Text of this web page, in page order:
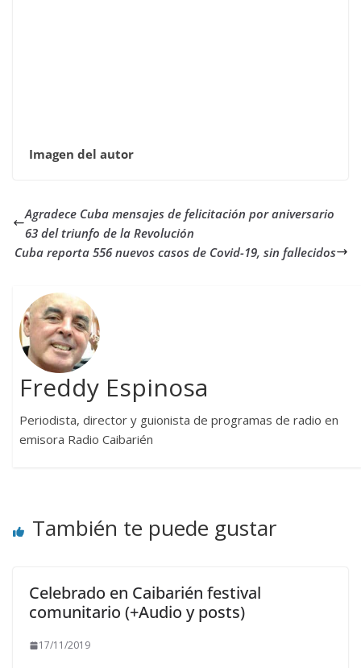
Imagen del autor
Agradece Cuba mensajes de felicitación por aniversario
63 del triunfo de la Revolución
Cuba reporta 556 nuevos casos de Covid-19, sin fallecidos
Freddy Espinosa
Periodista, director y guionista de programas de radio en
emisora Radio Caibarién
También te puede gustar
Celebrado en Caibarién festival
comunitario (+Audio y posts)
17/11/2019